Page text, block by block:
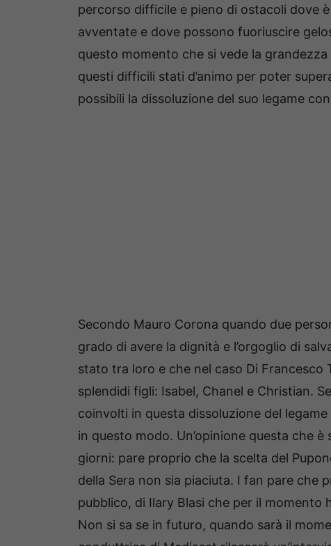
percorso difficile e pieno di ostacoli dove
avventate e dove possono fuoriuscire
questo momento che si vede la
questi difficili stati d’animo per poter
possibili la dissoluzione del suo legame
Secondo Mauro Corona quando due
grado di avere la dignità e l’orgoglio di
stato tra loro e che nel caso Di
splendidi figli: Isabel, Chanel e Christian.
coinvolti in questa dissoluzione del
in questo modo. Un’opinione questa che
giorni: pare proprio che la scelta del
della Sera non sia piaciuta. I fan pare che
pubblico, di Ilary Blasi che per il momento
Non si sa se in futuro, quando sarà il